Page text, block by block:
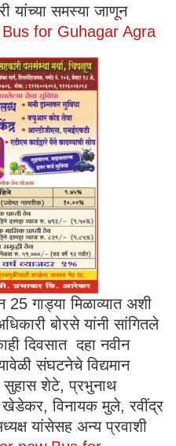
यांच्या समस्या जाणून
for Guhagar Agra
25 गाड्या मिळाव्यात अशी
बोरसे यांनी सांगितले
दिवसात दहा नवीन
संघटनेचे विद्यमान
सुहास शेटे, प्रभुनाथ
विनायक मुले, रवींद्र
यांसेसह अन्य प्रवाशी